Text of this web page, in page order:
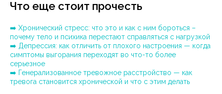
Что еще стоит прочесть
➡️ Хронический стресс: что это и как с ним бороться –
почему тело и психика перестают справляться с нагрузкой
➡️ Депрессия: как отличить от плохого настроения — когда
симптомы выгорания переходят во что-то более
серьезное
➡️ Генерализованное тревожное расстройство — как
тревога становится хронической и что с этим делать